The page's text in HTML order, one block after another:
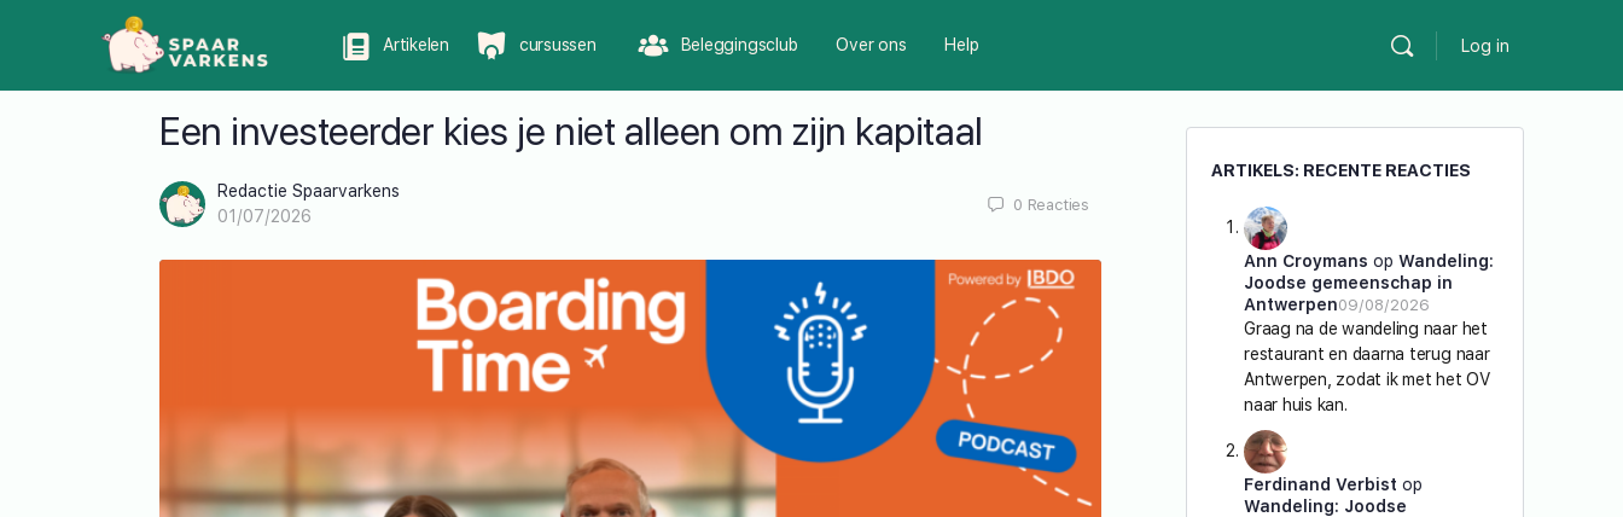
Artikelen cursussen Beleggingsclub Over ons Help Log in
Een investeerder kies je niet alleen om zijn kapitaal
Redactie Spaarvarkens
01/07/2026
0 Reacties
ARTIKELS: RECENTE REACTIES
Ann Croymans op Wandeling:
Joodse gemeenschap in
Antwerpen09/08/2026
Graag na de wandeling naar het
restaurant en daarna terug naar
Antwerpen, zodat ik met het OV
naar huis kan.
Ferdinand Verbist op
Wandeling: Joodse